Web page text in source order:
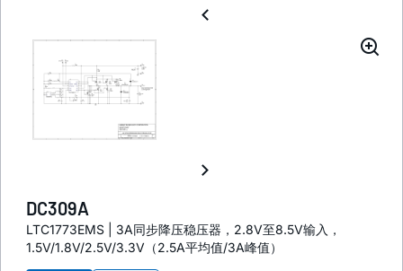
DC309A
LTC1773EMS | 3A同步降压稳压器，2.8V至8.5V输入，
1.5V/1.8V/2.5V/3.3V（2.5A平均值/3A峰值）